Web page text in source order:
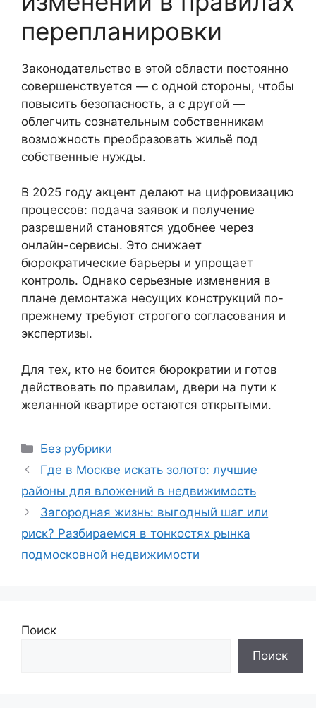
перепланировки
Законодательство в этой области постоянно
совершенствуется — с одной стороны, чтобы
повысить безопасность, а с другой —
облегчить сознательным собственникам
возможность преобразовать жильё под
собственные нужды.
В 2025 году акцент делают на цифровизацию
процессов: подача заявок и получение
разрешений становятся удобнее через
онлайн-сервисы. Это снижает
бюрократические барьеры и упрощает
контроль. Однако серьезные изменения в
плане демонтажа несущих конструкций по-
прежнему требуют строгого согласования и
экспертизы.
Для тех, кто не боится бюрократии и готов
действовать по правилам, двери на пути к
желанной квартире остаются открытыми.
Рубрики
Без рубрики
Где в Москве искать золото: лучшие
районы для вложений в недвижимость
Загородная жизнь: выгодный шаг или
риск? Разбираемся в тонкостях рынка
подмосковной недвижимости
Поиск
Поиск